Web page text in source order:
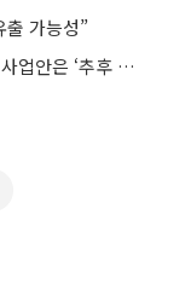
출 가능성”
싸이월드, 10월 부활 예고…그러나 핵심 사업안은 ‘추후 공개’